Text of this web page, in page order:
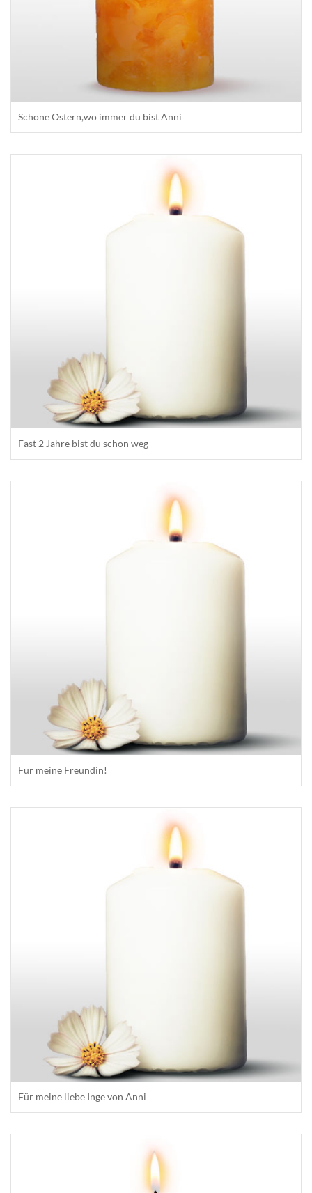
Schöne Ostern,wo immer du bist Anni
Fast 2 Jahre bist du schon weg
Für meine Freundin!
Für meine liebe Inge von Anni